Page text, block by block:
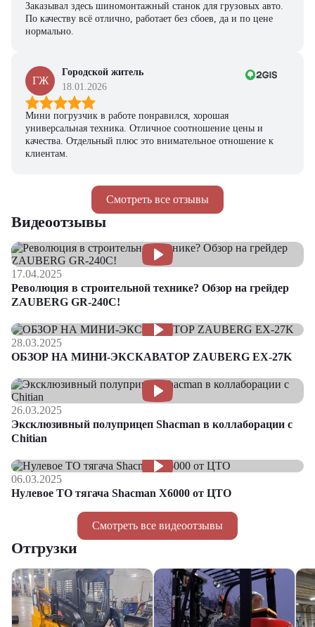
Смотреть все отзывы
Заказывал здесь шиномонтажный станок для грузовых авто.
По качеству всё отлично, работает без сбоев, да и по цене
нормально.
ГЖ
Городской житель
18.01.2026
Мини погрузчик в работе понравился, хорошая
универсальная техника. Отличное соотношение цены и
качества. Отдельный плюс это внимательное отношение к
клиентам.
Смотреть все видеоотзывы
Видеоотзывы
17.04.2025
Революция в строительной технике? Обзор на грейдер
ZAUBERG GR-240C!
28.03.2025
ОБЗОР НА МИНИ-ЭКСКАВАТОР ZAUBERG EX-27K
26.03.2025
Эксклюзивный полуприцеп Shacman в коллаборации с
Chitian
06.03.2025
Нулевое ТО тягача Shacman Х6000 от ЦТО
Отгрузки